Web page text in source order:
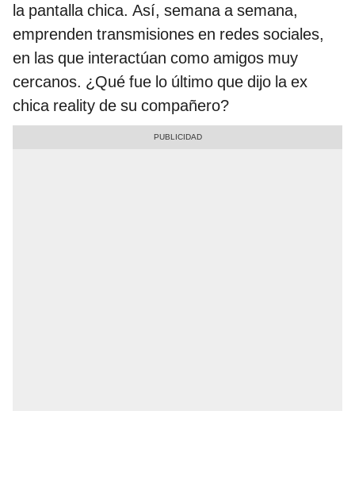
la pantalla chica. Así, semana a semana,
emprenden transmisiones en redes sociales,
en las que interactúan como amigos muy
cercanos. ¿Qué fue lo último que dijo la ex
chica reality de su compañero?